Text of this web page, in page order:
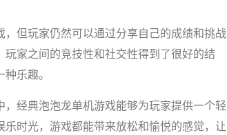
但玩家仍然可以通过分享自己的成绩和挑战
家之间的竞技性和社交性得到了很好的结
乐趣。
经典泡泡龙单机游戏能够为玩家提供一个轻
时光，游戏都能带来放松和愉悦的感觉，让